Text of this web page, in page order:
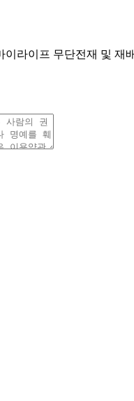
라이프 무단전재 및 재